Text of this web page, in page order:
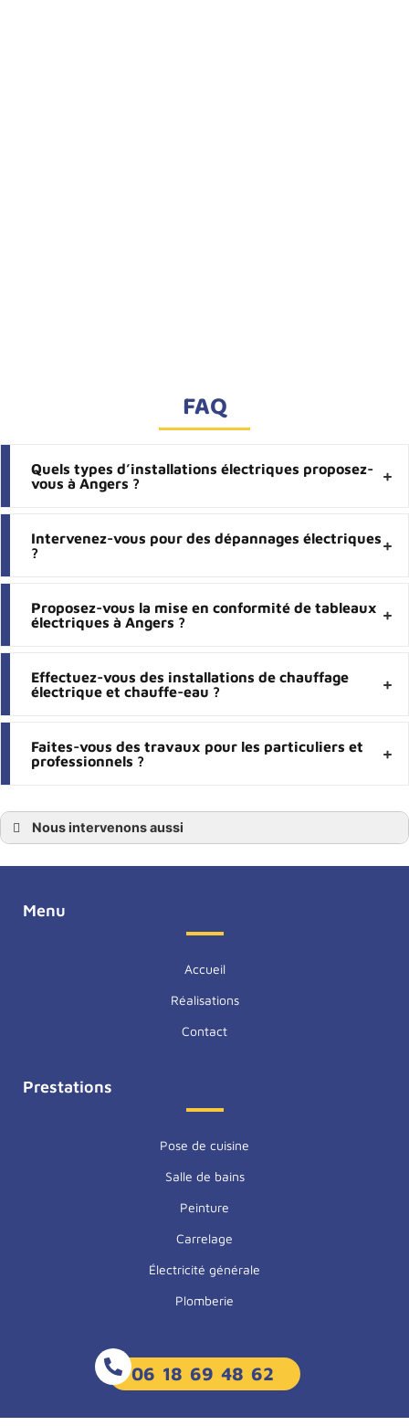
FAQ
Quels types d’installations électriques proposez-
vous à Angers ?
Intervenez-vous pour des dépannages électriques
?
Proposez-vous la mise en conformité de tableaux
électriques à Angers ?
Effectuez-vous des installations de chauffage
électrique et chauffe-eau ?
Faites-vous des travaux pour les particuliers et
professionnels ?
Nous intervenons aussi
Électricité générale Saint-Barthélemy-d’Anjou
Électricité générale Le Lion-d’Angers
Électricité générale Les Ponts-de-Cé
Menu
Accueil
Réalisations
Contact
Prestations
Pose de cuisine
Salle de bains
Peinture
Carrelage
Électricité générale
Plomberie
06 18 69 48 62